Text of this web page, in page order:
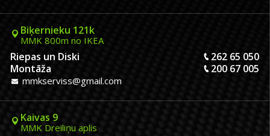
Biķernieku 121k
MMK 800m no IKEA
Riepas un Diski
262 65 050
Montāža
200 67 005
mmkserviss@gmail.com
Kaivas 9
MMK Dreiliņu aplis